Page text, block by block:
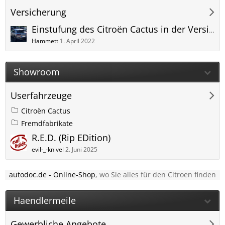
Versicherung
Einstufung des Citroën Cactus in der Versicherung
Hammett 1. April 2022
Showroom
Userfahrzeuge
Citroën Cactus
Fremdfabrikate
R.E.D. (Rip EDition)
evil-_-knivel 2. Juni 2025
autodoc.de - Online-Shop, wo Sie alles für den Citroen finden
Haendlermeile